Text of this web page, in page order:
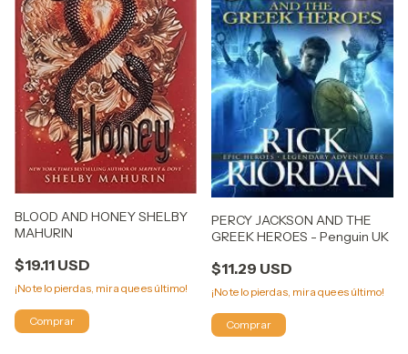
BLOOD AND HONEY SHELBY
MAHURIN
$19.11 USD
¡No te lo pierdas, mira que es último!
PERCY JACKSON AND THE
GREEK HEROES - Penguin UK
$11.29 USD
¡No te lo pierdas, mira que es último!